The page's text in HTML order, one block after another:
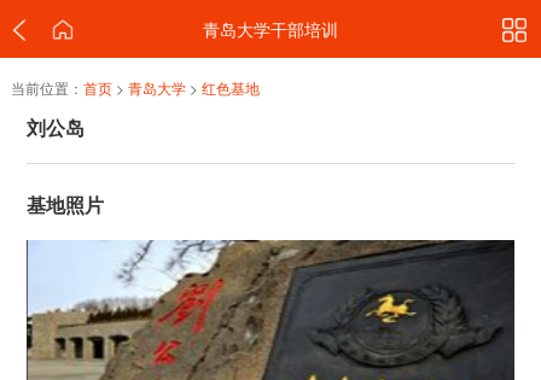
青岛大学干部培训
当前位置： 首页> 青岛大学> 红色基地
刘公岛
基地照片